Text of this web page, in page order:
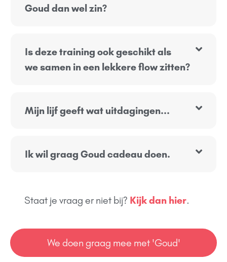
Goud dan wel zin?
Is deze training ook geschikt als
we samen in een lekkere flow zitten?
Mijn lijf geeft wat uitdagingen...
Ik wil graag Goud cadeau doen.
Staat je vraag er niet bij? Kijk dan hier.
We doen graag mee met 'Goud'